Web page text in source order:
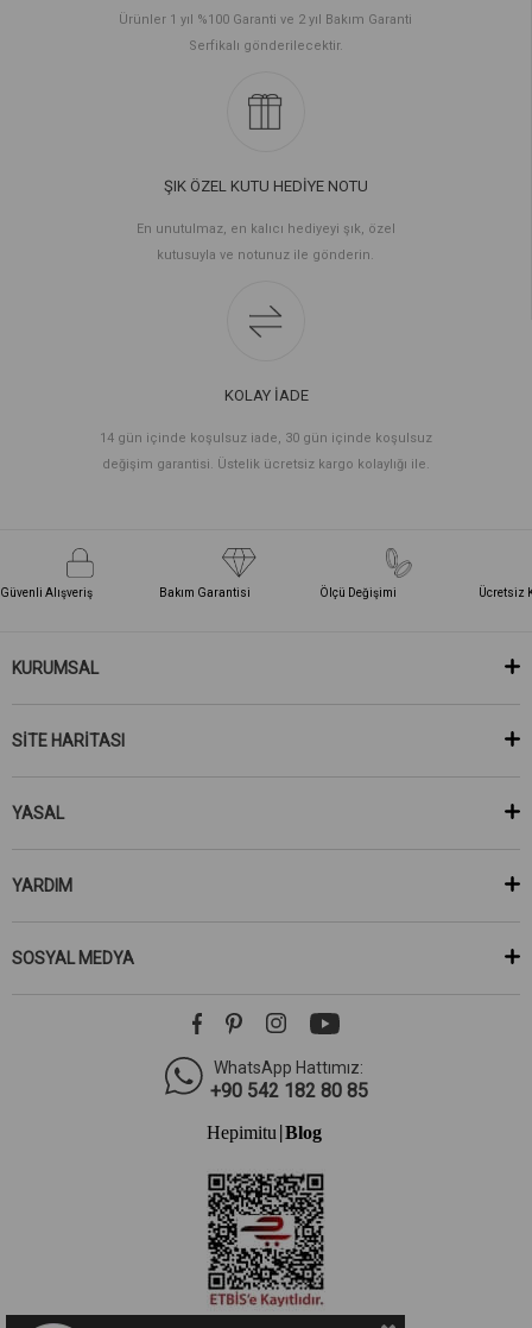
Ürünler 1 yıl %100 Garanti ve 2 yıl Bakım Garanti
Serfikalı gönderilecektir.
ŞIK ÖZEL KUTU HEDİYE NOTU
En unutulmaz, en kalıcı hediyeyi şık, özel
kutusuyla ve notunuz ile gönderin.
KOLAY İADE
14 gün içinde koşulsuz iade, 30 gün içinde koşulsuz
değişim garantisi. Üstelik ücretsiz kargo kolaylığı ile.
Güvenli Alışveriş Bakım Garantisi Ölçü Değişimi Ücretsiz
KURUMSAL
SİTE HARİTASI
YASAL
YARDIM
SOSYAL MEDYA
WhatsApp Hattımız:
+90 542 182 80 85
Hepimitu| Blog